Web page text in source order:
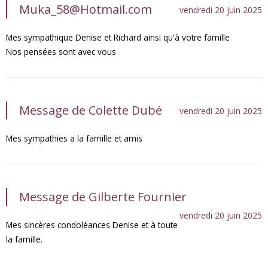
Muka_58@Hotmail.com
vendredi 20 juin 2025
Mes sympathique Denise et Richard ainsi qu'à votre famille
Nos pensées sont avec vous
Message de Colette Dubé vendredi 20 juin 2025
Mes sympathies a la famille et amis
Message de Gilberte Fournier
vendredi 20 juin 2025
Mes sincères condoléances Denise et à toute
la famille.